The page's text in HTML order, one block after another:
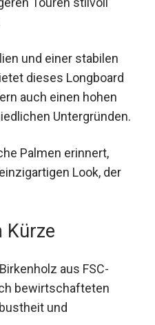
dieses Longboard
auch einen hohen
Untergründen.
Look, der
bewirtschafteten
und